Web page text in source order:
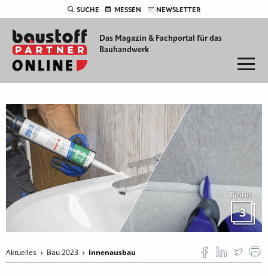
SUCHE MESSEN NEWSLETTER
Das Magazin & Fachportal für das
Bauhandwerk
Bilder
3
Aktuelles Bau 2023 Innenausbau